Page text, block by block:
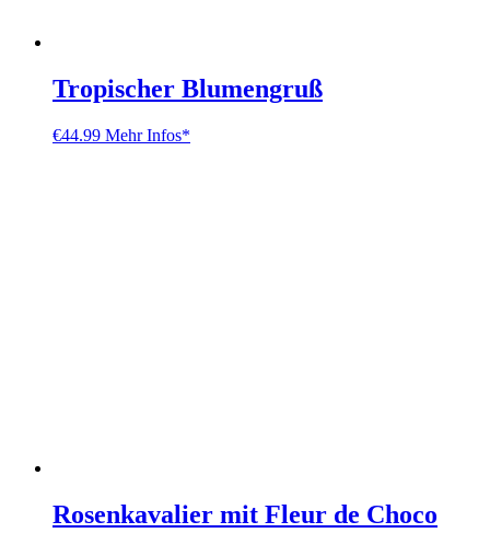
Tropischer Blumengruß
€44.99 Mehr Infos*
Rosenkavalier mit Fleur de Choco